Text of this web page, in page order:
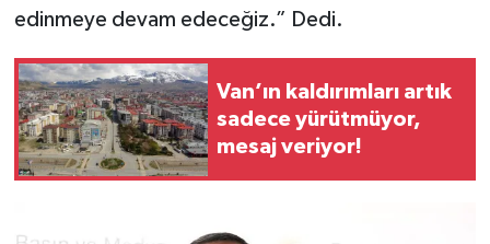
edinmeye devam edeceğiz.” Dedi.
Van’ın kaldırımları artık
sadece yürütmüyor,
mesaj veriyor!